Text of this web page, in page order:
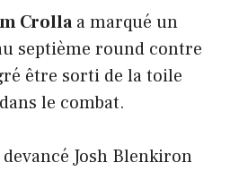
Crollaa marqué un
septième round contre
être sorti de la toile
le combat.
devancé Josh Blenkiron